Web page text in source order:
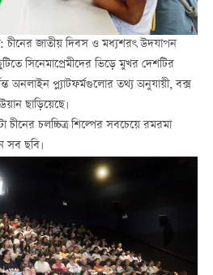
চীনের জাতীয় দিবস ও মধ্যশরৎ উদযাপন
সিনেমাপ্রেমীদের ভিড়ে মুখর দেশটির
অনলাইন প্ল্যাটফর্মগুলোর তথ্য অনুযায়ী, বক্স
ছাড়িয়েছে।
চলচ্চিত্র শিল্পের সবচেয়ে রমরমা
সব ছবি।